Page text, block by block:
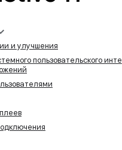
и улучшения
пользовательского